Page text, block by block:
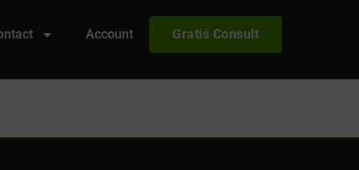
Account Gratis Consult